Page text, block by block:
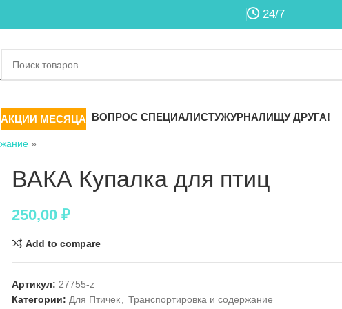
24/7
АКЦИИ МЕСЯЦА ВОПРОС СПЕЦИАЛИСТУЖУРНАЛИЩУ ДРУГА!
»
ВАКА Купалка для птиц
250,00₽
Add to compare
Артикул: 27755-z
Категории: Для Птичек
Транспортировка и содержание